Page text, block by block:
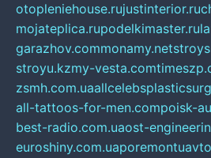
otopleniehouse.rujustinterior.ru
mojateplica.rupodelkimaster.ru
garazhov.commonamy.net
stroyu.kzmy-vesta.com
zsmh.com.ua
all-tattoos-for-men.compoisk-
best-radio.com.uaost-
euroshiny.com.ua